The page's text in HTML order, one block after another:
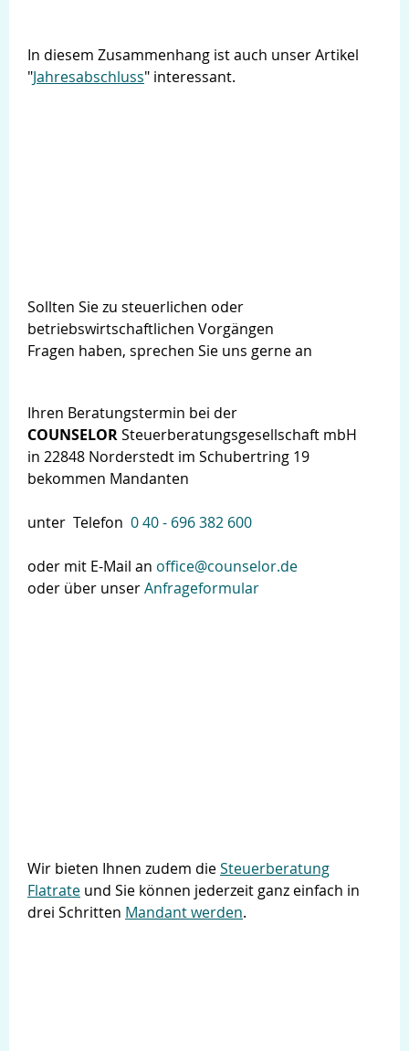
In diesem Zusammenhang ist auch unser Artikel
"Jahresabschluss" interessant.
Sollten Sie zu steuerlichen oder
betriebswirtschaftlichen Vorgängen
Fragen haben, sprechen Sie uns gerne an
Ihren Beratungstermin bei der
COUNSELORSteuerberatungsgesellschaft mbH
in 22848 Norderstedt im Schubertring 19
bekommen Mandanten
unter Telefon 0 40 - 696 382 600
oder mit E-Mail an office@counselor.de
oder über unserAnfrageformular
Wir bieten Ihnen zudem dieSteuerberatung
Flatrate und Sie können jederzeit ganz einfach in
drei Schritten Mandant werden.